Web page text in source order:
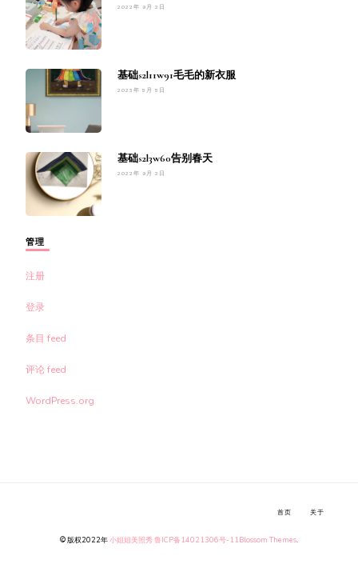
2022年 9月 2日
基础s2l11w91毛毛的新衣服
2023年 5月 5日
基础s2l3w60告别春天
2022年 9月 2日
管理
注册
登录
条目 feed
评论 feed
WordPress.org
© 版权2022年小姐姐美照秀鲁ICP备14021306号-11 Blossom Themes.
首页 关于